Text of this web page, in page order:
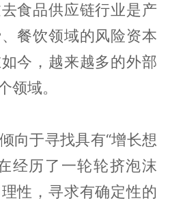
食品供应链行业是产
餐饮领域的风险资本
今，越来越多的外部
领域。
向于寻找具有“增长想
经历了一轮轮挤泡沫
性，寻求有确定性的